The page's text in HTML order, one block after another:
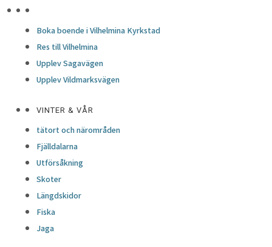
Boka boende i Vilhelmina Kyrkstad
Res till Vilhelmina
Upplev Sagavägen
Upplev Vildmarksvägen
VINTER & VÅR
tätort och närområden
Fjälldalarna
Utförsåkning
Skoter
Längdskidor
Fiska
Jaga